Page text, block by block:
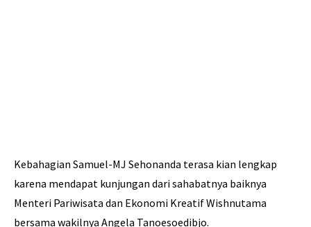
Kebahagian Samuel-MJ Sehonanda terasa kian lengkap
karena mendapat kunjungan dari sahabatnya baiknya
Menteri Pariwisata dan Ekonomi Kreatif Wishnutama
bersama wakilnya Angela Tanoesoedibjo.